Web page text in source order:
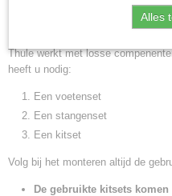
Kitset kan enkel worden
Thule werkt met losse
heeft u nodig:
Een voetenset
Een stangenset
Een kitset
Volg bij het monteren altijd de
De gebruikte kitsets
Alles